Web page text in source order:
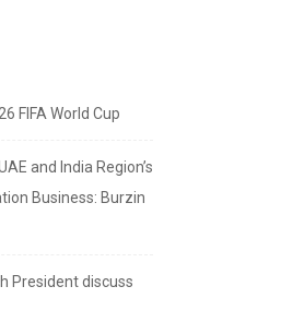
FIFA World Cup
and India Region’s
Business: Burzin
President discuss